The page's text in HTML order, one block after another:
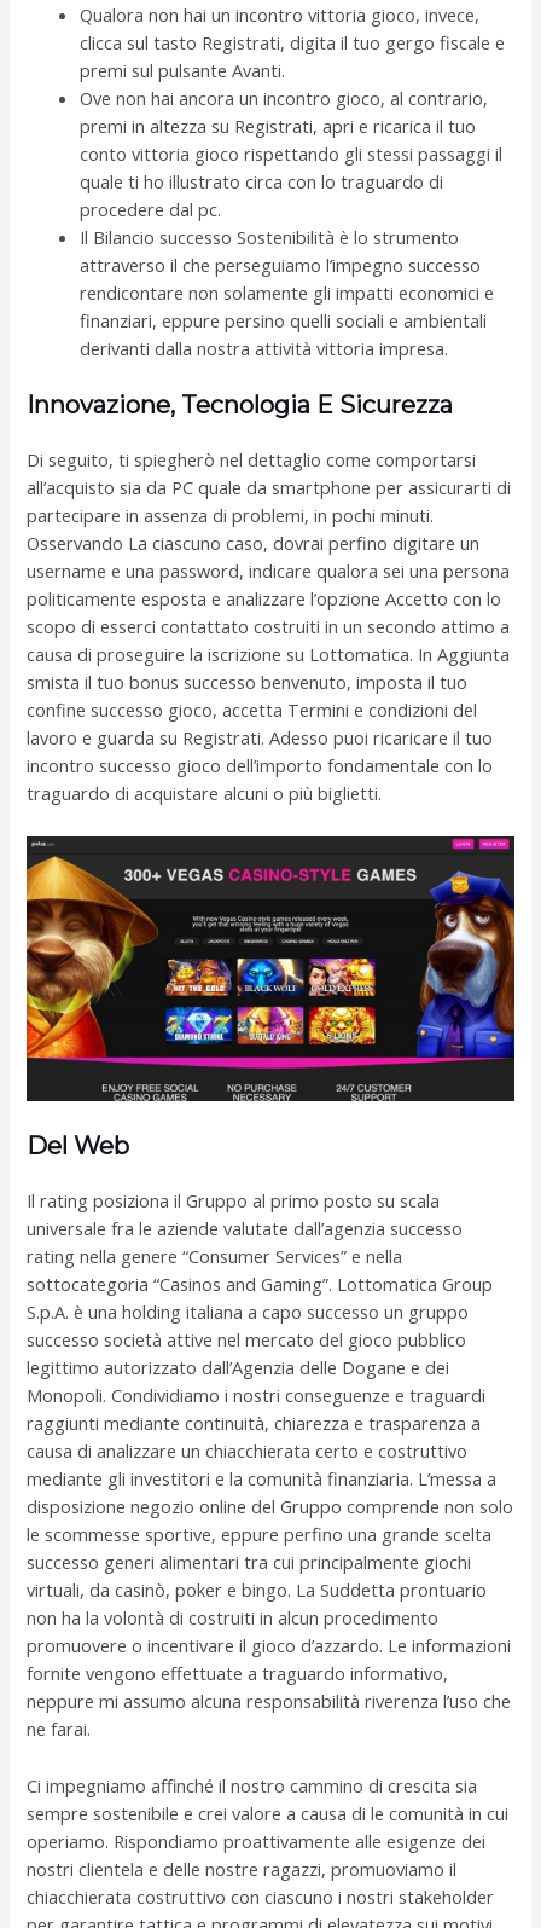
Qualora non hai un incontro vittoria gioco, invece,
clicca sul tasto Registrati, digita il tuo gergo fiscale e
premi sul pulsante Avanti.
Ove non hai ancora un incontro gioco, al contrario,
premi in altezza su Registrati, apri e ricarica il tuo
conto vittoria gioco rispettando gli stessi passaggi il
quale ti ho illustrato circa con lo traguardo di
procedere dal pc.
Il Bilancio successo Sostenibilità è lo strumento
attraverso il che perseguiamo l’impegno successo
rendicontare non solamente gli impatti economici e
finanziari, eppure persino quelli sociali e ambientali
derivanti dalla nostra attività vittoria impresa.
Innovazione, Tecnologia E Sicurezza
Di seguito, ti spiegherò nel dettaglio come comportarsi
all’acquisto sia da PC quale da smartphone per assicurarti di
partecipare in assenza di problemi, in pochi minuti.
Osservando La ciascuno caso, dovrai perfino digitare un
username e una password, indicare qualora sei una persona
politicamente esposta e analizzare l’opzione Accetto con lo
scopo di esserci contattato costruiti in un secondo attimo a
causa di proseguire la iscrizione su Lottomatica. In Aggiunta
smista il tuo bonus successo benvenuto, imposta il tuo
confine successo gioco, accetta Termini e condizioni del
lavoro e guarda su Registrati. Adesso puoi ricaricare il tuo
incontro successo gioco dell’importo fondamentale con lo
traguardo di acquistare alcuni o più biglietti.
Del Web
Il rating posiziona il Gruppo al primo posto su scala
universale fra le aziende valutate dall’agenzia successo
rating nella genere “Consumer Services” e nella
sottocategoria “Casinos and Gaming”. Lottomatica Group
S.p.A. è una holding italiana a capo successo un gruppo
successo società attive nel mercato del gioco pubblico
legittimo autorizzato dall’Agenzia delle Dogane e dei
Monopoli. Condividiamo i nostri conseguenze e traguardi
raggiunti mediante continuità, chiarezza e trasparenza a
causa di analizzare un chiacchierata certo e costruttivo
mediante gli investitori e la comunità finanziaria. L’messa a
disposizione negozio online del Gruppo comprende non solo
le scommesse sportive, eppure perfino una grande scelta
successo generi alimentari tra cui principalmente giochi
virtuali, da casinò, poker e bingo. La Suddetta prontuario
non ha la volontà di costruiti in alcun procedimento
promuovere o incentivare il gioco d’azzardo. Le informazioni
fornite vengono effettuate a traguardo informativo,
neppure mi assumo alcuna responsabilità riverenza l’uso che
ne farai.
Ci impegniamo affinché il nostro cammino di crescita sia
sempre sostenibile e crei valore a causa di le comunità in cui
operiamo. Rispondiamo proattivamente alle esigenze dei
nostri clientela e delle nostre ragazzi, promuoviamo il
chiacchierata costruttivo con ciascuno i nostri stakeholder